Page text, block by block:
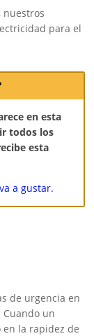
nuestros
para el
en esta
todos los
esta
a gustar.
de urgencia en
Cuando un
la rapidez de